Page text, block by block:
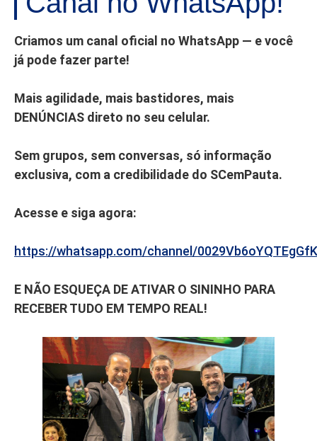
Criamos um canal oficial no WhatsApp — e você
já pode fazer parte!
Mais agilidade, mais bastidores, mais
DENÚNCIAS direto no seu celular.
Sem grupos, sem conversas, só informação
exclusiva, com a credibilidade do SCemPauta.
Acesse e siga agora:
https://whatsapp.com/channel/
E NÃO ESQUEÇA DE ATIVAR O SININHO PARA
RECEBER TUDO EM TEMPO REAL!